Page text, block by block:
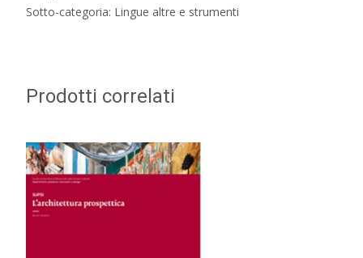
Sotto-categoria: Lingue altre e strumenti
Prodotti correlati